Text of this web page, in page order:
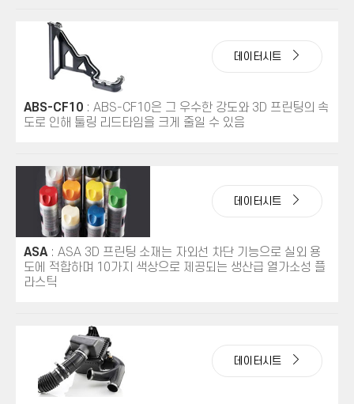
데이터시트
ABS-CF10 : ABS-CF10은 그 우수한 강도와 3D 프린팅의 속
도로 인해 툴링 리드타임을 크게 줄일 수 있음
데이터시트
ASA : ASA 3D 프린팅 소재는 자외선 차단 기능으로 실외 용
도에 적합하며 10가지 색상으로 제공되는 생산급 열가소성 플
라스틱
데이터시트